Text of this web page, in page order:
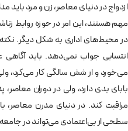
ازدواج در دنیای معاصر،‌ زن و مرد باید
مهم هستند، این امر در حوزه روابط
در محیط‌های اداری به شکل دیگر.
انتسابی جواب نمی‌دهد. باید
می‌خورد و از شش سالگی کار می‌کرد،
بابای بدی دارد، ولی در دوران
مراقبت کند. در دنیای مدرن معاصر،
سطحی از بی‌اعتمادی می‌تواند در